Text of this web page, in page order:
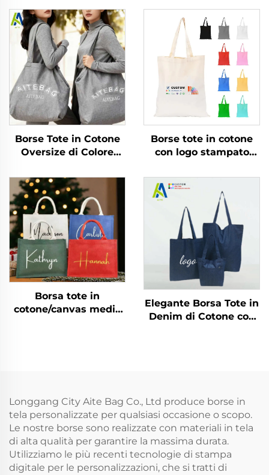
Borse Tote in Cotone
Oversize di Colore
Tela di Cotone
Riutilizzabili e
Durevoli, Borsone
Gigante per Weekend,
Grande Borsa per la
Spesa, Borsa Sportiva
Borse tote in cotone
con logo stampato
per la spesa
riutilizzabile in tela
liscia, vuota,
personalizzabile per
promozioni con motivo
a lettere
Borsa tote in
cotone/canvas media
Elegante Borsa Tote in
Denim di Cotone con
per Portare Libri e
Come Regalo
Longgang City Aite Bag Co., Ltd produce borse in
tela personalizzate per qualsiasi occasione o scopo.
Le nostre borse sono realizzate con materiali in tela
di alta qualità per garantire la massima durata.
Utilizziamo le più recenti tecnologie di stampa
digitale per le personalizzazioni, che si tratti di